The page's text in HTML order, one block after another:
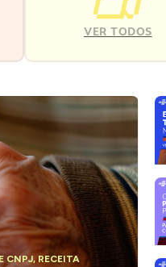
VER TODOS
CNPJ,RECEITA